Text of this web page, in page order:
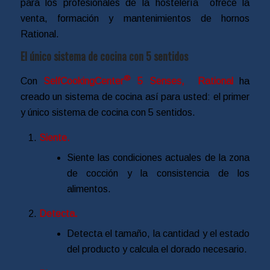
para los profesionales de la hostelería ofrece la
venta, formación y mantenimientos de hornos
Rational.
El único sistema de cocina con 5 sentidos
Con SelfCookingCenter® 5 Senses, Rational ha
creado un sistema de cocina así para usted: el primer
y único sistema de cocina con 5 sentidos.
Siente.
Siente las condiciones actuales de la zona
de cocción y la consistencia de los
alimentos.
Detecta.
Detecta el tamaño, la cantidad y el estado
del producto y calcula el dorado necesario.